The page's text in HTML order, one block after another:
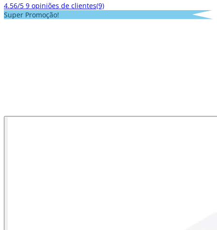
4.56/5 9 opiniões de clientes(9)
Super Promoção!